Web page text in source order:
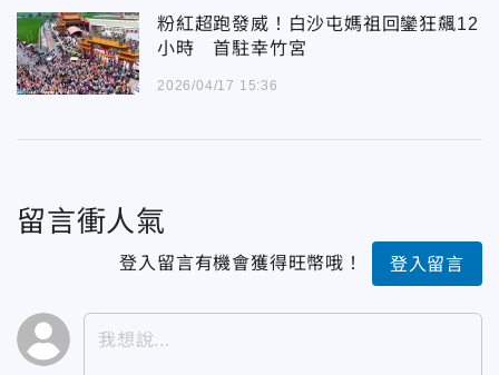
粉紅超跑發威！白沙屯媽祖回鑾狂飆12
小時 首駐幸竹宮
2026/04/17 15:36
留言衝人氣
登入留言有機會獲得旺幣哦！ 登入留言